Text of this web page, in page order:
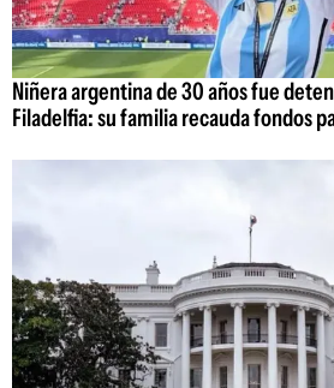
Niñera argentina de 30 años fue
Filadelfia: su familia recauda fondos